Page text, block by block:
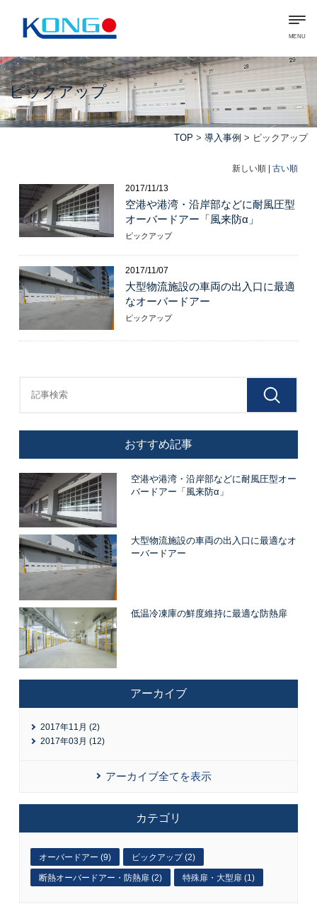
MENU
ピックアップ
TOP > 導入事例 > ピックアップ
新しい順 |古い順
2017/11/13
空港や港湾・沿岸部などに耐風圧型
オーバードアー「風来防α」
ピックアップ
2017/11/07
大型物流施設の車両の出入口に最適
なオーバードアー
ピックアップ
おすすめ記事
空港や港湾・沿岸部などに耐風圧型オー
バードアー「風来防α」
大型物流施設の車両の出入口に最適なオ
ーバードアー
低温冷凍庫の鮮度維持に最適な防熱扉
アーカイブ
2017年11月 (2)
2017年03月 (12)
アーカイブ全てを表示
カテゴリ
オーバードアー (9) ピックアップ (2)
断熱オーバードアー・防熱扉 (2) 特殊扉・大型扉 (1)